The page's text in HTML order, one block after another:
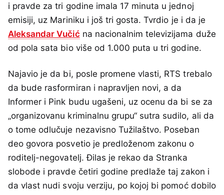
i pravde za tri godine imala 17 minuta u jednoj
emisiji, uz Mariniku i još tri gosta. Tvrdio je i da je
Aleksandar Vučić na nacionalnim televizijama duže
od pola sata bio više od 1.000 puta u tri godine.
Najavio je da bi, posle promene vlasti, RTS trebalo
da bude rasformiran i napravljen novi, a da
Informer i Pink budu ugašeni, uz ocenu da bi se za
„organizovanu kriminalnu grupu“ sutra sudilo, ali da
o tome odlučuje nezavisno Tužilaštvo. Poseban
deo govora posvetio je predloženom zakonu o
roditelj-negovatelj. Đilas je rekao da Stranka
slobode i pravde četiri godine predlaže taj zakon i
da vlast nudi svoju verziju, po kojoj bi pomoć dobilo